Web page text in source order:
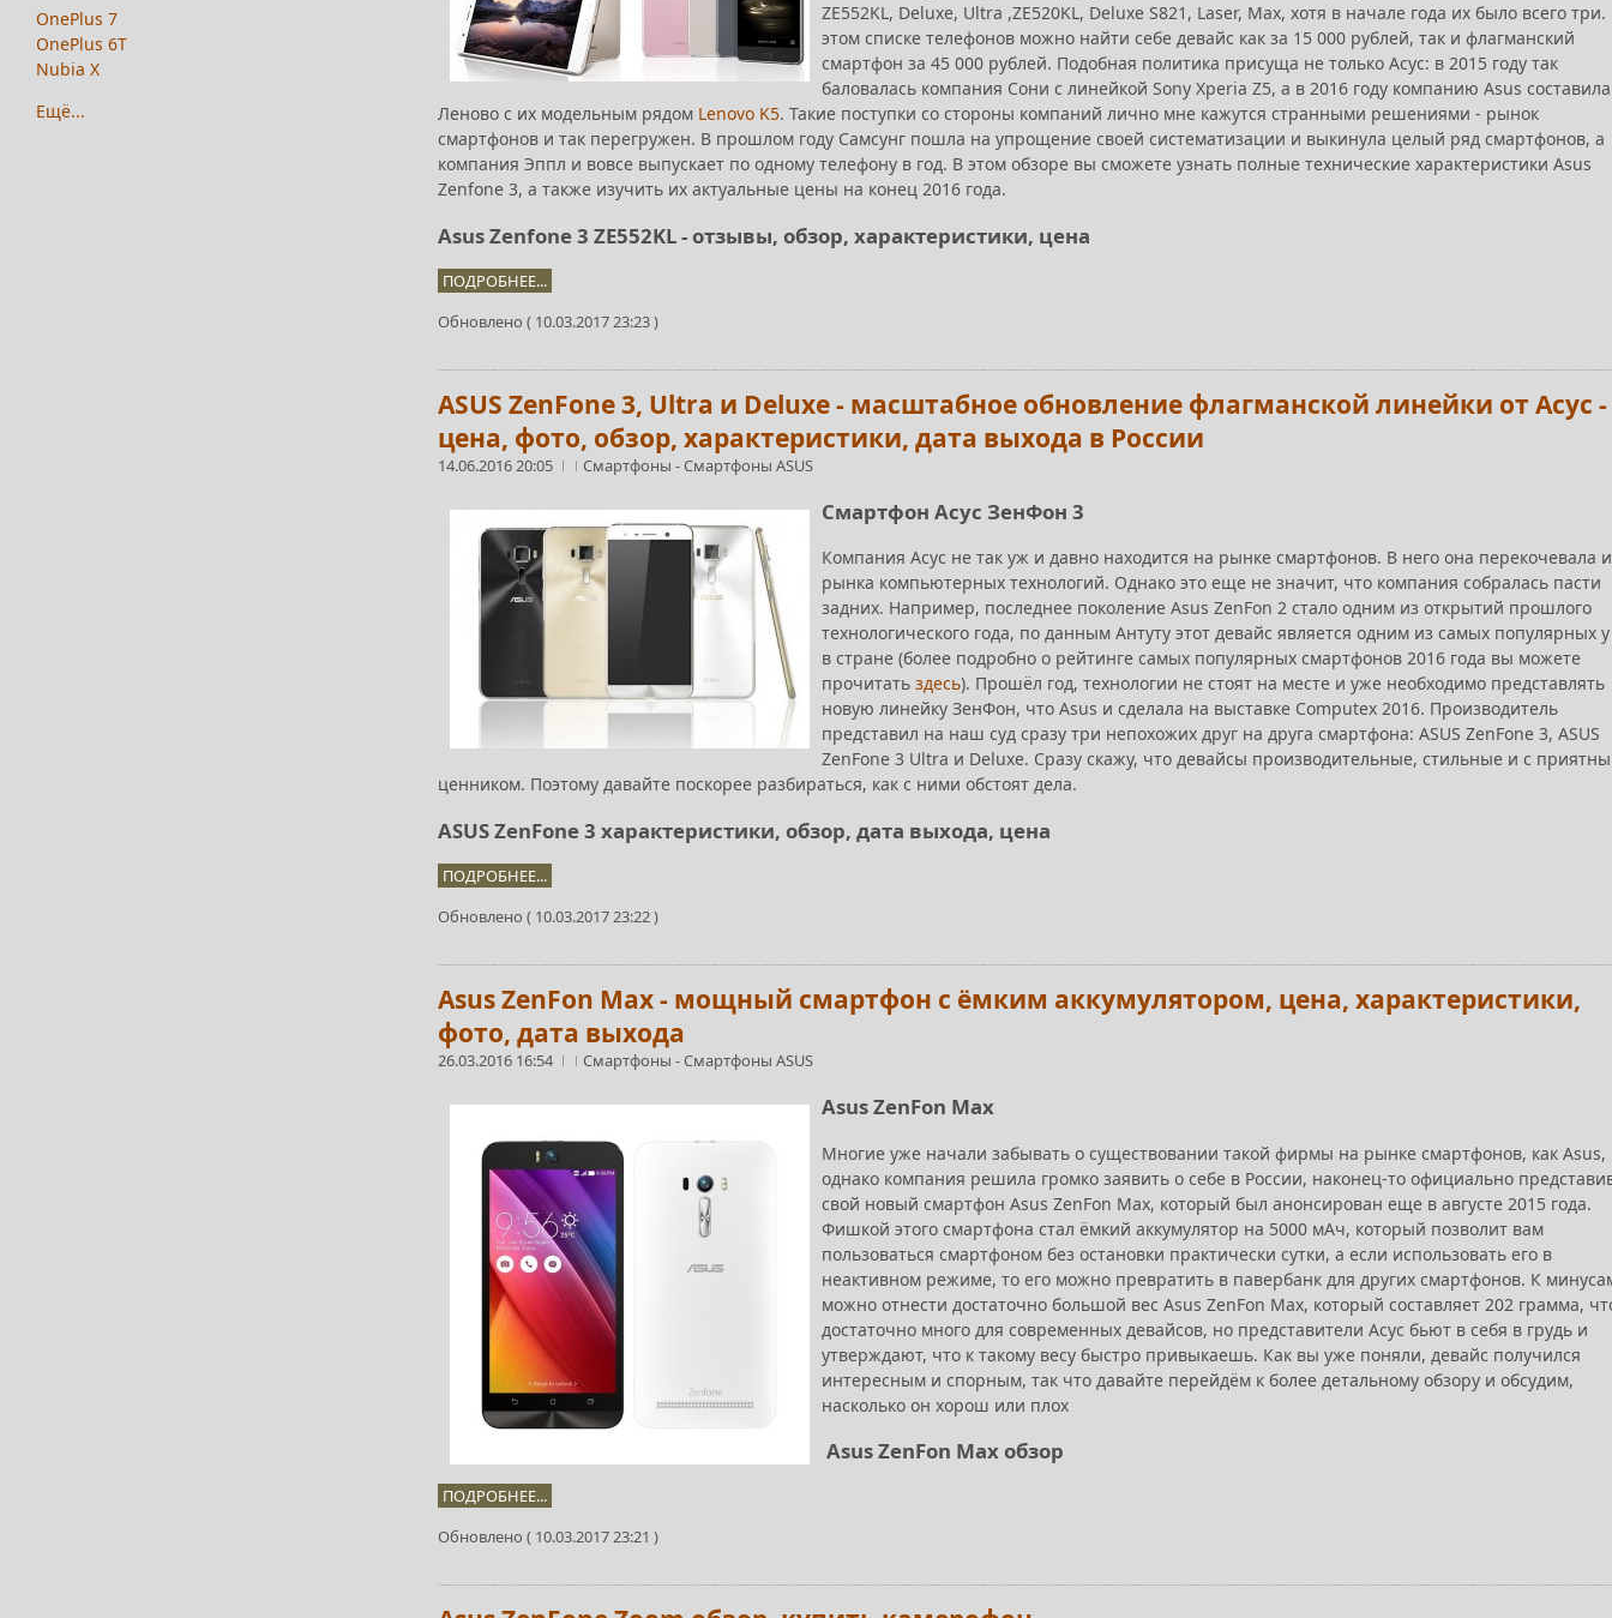
ZE552KL, Deluxe, Ultra ,ZE520KL, Deluxe S821, Laser, Max, хотя в начале года их было всего три.
этом списке телефонов можно найти себе девайс как за 15 000 рублей, так и флагманский
смартфон за 45 000 рублей. Подобная политика присуща не только Асус: в 2015 году так
баловалась компания Сони с линейкой Sony Xperia Z5, а в 2016 году компанию Asus составила
Леново с их модельным рядом Lenovo K5. Такие поступки со стороны компаний лично мне кажутся странными решениями - рынок
смартфонов и так перегружен. В прошлом году Самсунг пошла на упрощение своей систематизации и выкинула целый ряд смартфонов, а
компания Эппл и вовсе выпускает по одному телефону в год. В этом обзоре вы сможете узнать полные технические характеристики Asus
Zenfone 3, а также изучить их актуальные цены на конец 2016 года.
Asus Zenfone 3 ZE552KL - отзывы, обзор, характеристики, цена
ПОДРОБНЕЕ...
Обновлено ( 10.03.2017 23:23 )
ASUS ZenFone 3, Ultra и Deluxe - масштабное обновление флагманской линейки от Асус -
цена, фото, обзор, характеристики, дата выхода в России
14.06.2016 20:05 Смартфоны -Смартфоны ASUS
Смартфон Асус ЗенФон 3
Компания Асус не так уж и давно находится на рынке смартфонов. В него она перекочевала
рынка компьютерных технологий. Однако это еще не значит, что компания собралась пасти
задних. Например, последнее поколение Asus ZenFon 2 стало одним из открытий прошлого
технологического года, по данным Антуту этот девайс является одним из самых популярных
в стране (более подробно о рейтинге самых популярных смартфонов 2016 года вы можете
прочитать здесь). Прошёл год, технологии не стоят на месте и уже необходимо представлять
новую линейку ЗенФон, что Asus и сделала на выставке Computex 2016. Производитель
представил на наш суд сразу три непохожих друг на друга смартфона: ASUS ZenFone 3, ASUS
ZenFone 3 Ultra и Deluxe. Сразу скажу, что девайсы производительные, стильные и с
ценником. Поэтому давайте поскорее разбираться, как с ними обстоят дела.
ASUS ZenFone 3 характеристики, обзор, дата выхода, цена
ПОДРОБНЕЕ...
Обновлено ( 10.03.2017 23:22 )
Asus ZenFon Max - мощный смартфон с ёмким аккумулятором, цена, характеристики,
фото, дата выхода
26.03.2016 16:54 Смартфоны -Смартфоны ASUS
Asus ZenFon Max
Многие уже начали забывать о существовании такой фирмы на рынке смартфонов, как Asus,
однако компания решила громко заявить о себе в России, наконец-то официально
свой новый смартфон Asus ZenFon Max, который был анонсирован еще в августе 2015 года.
Фишкой этого смартфона стал ёмкий аккумулятор на 5000 мАч, который позволит вам
пользоваться смартфоном без остановки практически сутки, а если использовать его в
неактивном режиме, то его можно превратить в павербанк для других смартфонов. К
можно отнести достаточно большой вес Asus ZenFon Max, который составляет 202 грамма,
достаточно много для современных девайсов, но представители Асус бьют в себя в грудь и
утверждают, что к такому весу быстро привыкаешь. Как вы уже поняли, девайс получился
интересным и спорным, так что давайте перейдём к более детальному обзору и обсудим,
насколько он хорош или плох
Asus ZenFon Max обзор
ПОДРОБНЕЕ...
Обновлено ( 10.03.2017 23:21 )
OnePlus 7
OnePlus 6T
Nubia X
Ещё...